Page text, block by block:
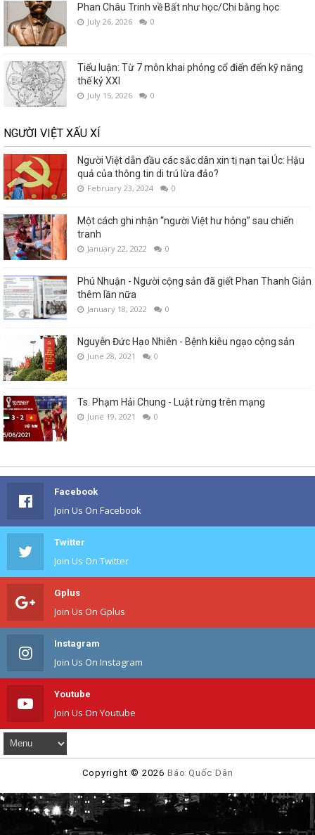
Phan Châu Trinh về Bất như học/Chi bằng học
July 26, 2026 0
Tiểu luận: Từ 7 môn khai phóng cổ điển đến kỹ năng
thế kỷ XXI
July 15, 2026 0
NGƯỜI VIỆT XẤU XÍ
Người Việt dẫn đầu các sắc dân xin tị nạn tại Úc: Hậu
quả của thông tin di trú lừa đảo?
February 23, 2024 0
Một cách ghi nhận “người Việt hư hỏng” sau chiến
tranh
January 22, 2022 0
Phú Nhuận - Người cộng sản đã giết Phan Thanh Giản
thêm lần nữa
January 18, 2022 0
Nguyễn Đức Hạo Nhiên - Bệnh kiêu ngạo cộng sản
June 28, 2021 0
Ts. Phạm Hải Chung - Luật rừng trên mạng
June 19, 2021 0
Facebook
Join Us On Facebook
Twitter
Join Us On Twitter
Gplus
Join Us On Gplus
Instagram
Join Us On Instagram
Youtube
Join Us On Youtube
Copyright © 2026 Báo Quốc Dân